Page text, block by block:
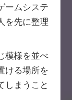
ームシステ
を先に整理
模様を並べ
ける場所を
しまうこと